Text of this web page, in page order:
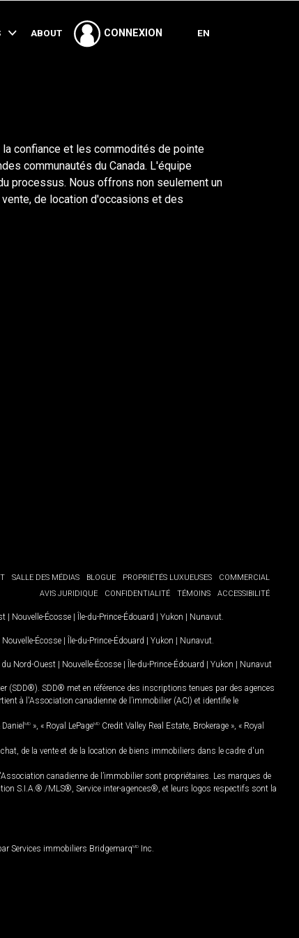
ABOUT CONNEXION EN
confiance et les commodités de pointe
communautés du Canada. L'équipe
processus. Nous offrons non seulement un
de location d'occasions et des
SALLE DES MÉDIAS BLOGUE PROPRIÉTÉS LUXUEUSES
COMMERCIAL
AVIS JURIDIQUE
CONFIDENTIALITÉ TÉMOINS ACCESSIBILITÉ
Nouvelle-Écosse Île-du-Prince-Édouard Yukon Nunavut.
Nouvelle-Écosse Île-du-Prince-Édouard Yukon Nunavut.
du Nord-Ouest Nouvelle-Écosse Île-du-Prince-Édouard Yukon Nunavut
(SDD®). SDD® met en référence des inscriptions tenues par des agences
à l'Association canadienne de l’immobilier (ACI) et identifie le
MD », « Royal LePageMD Credit Valley Real Estate, Brokerage », « Royal
de la vente et de la location de biens immobiliers dans le cadre d'un
canadienne de l’immobilier sont propriétaires. Les marques de
S.I.A.® /MLS®, Service inter-agences®, et leurs logos respectifs sont la
Services immobiliers BridgemarqMD Inc.